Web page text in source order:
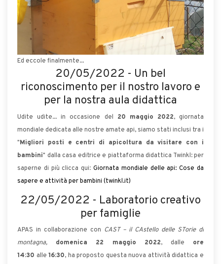
Ed eccole finalmente...
20/05/2022 - Un bel
riconoscimento per il nostro lavoro e
per la nostra aula didattica
Udite udite... in occasione del 20 maggio 2022, giornata
mondiale dedicata alle nostre amate api, siamo stati inclusi tra i
"Migliori posti e centri di apicoltura da visitare con i
bambini" dalla casa editrice e piattaforma didattica Twinkl: per
saperne di più clicca qui:Giornata mondiale delle api: Cose da
sapere e attività per bambini (twinkl.it)
22/05/2022 - Laboratorio creativo
per famiglie
APAS in collaborazione con CAST – il CAstello delle STorie di
montagna, domenica 22 maggio 2022, dalle ore
14:30 alle16:30, ha proposto questa nuova attività didattica e